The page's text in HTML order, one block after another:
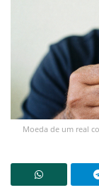
Moeda de um real